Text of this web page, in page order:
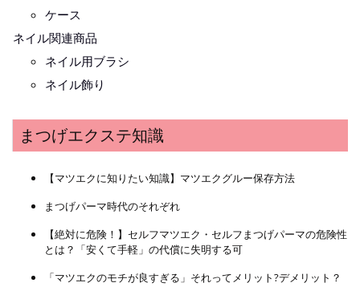
ケース
ネイル関連商品
ネイル用ブラシ
ネイル飾り
まつげエクステ知識
【マツエクに知りたい知識】マツエクグルー保存方法
まつげパーマ時代のそれぞれ
【絶対に危険！】セルフマツエク・セルフまつげパーマの危険性
とは？「安くて手軽」の代償に失明する可
「マツエクのモチが良すぎる」それってメリット?デメリット？